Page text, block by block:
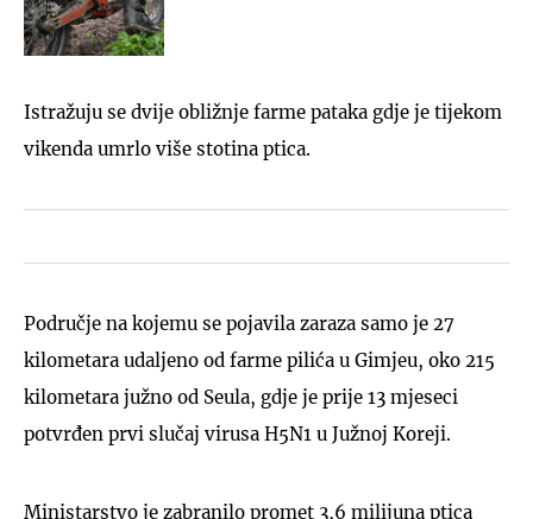
Istražuju se dvije obližnje farme pataka gdje je tijekom
vikenda umrlo više stotina ptica.
Područje na kojemu se pojavila zaraza samo je 27
kilometara udaljeno od farme pilića u Gimjeu, oko 215
kilometara južno od Seula, gdje je prije 13 mjeseci
potvrđen prvi slučaj virusa H5N1 u Južnoj Koreji.
Ministarstvo je zabranilo promet 3,6 milijuna ptica